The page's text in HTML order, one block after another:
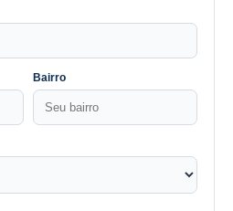
Bairro